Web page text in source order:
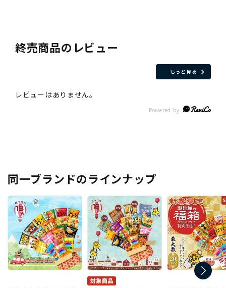
終売商品のレビュー
もっと見る
同一ブランドのラインナップ